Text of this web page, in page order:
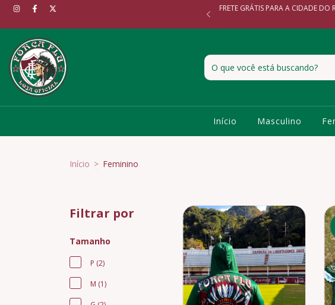
3X SEM JUROS NO CARTÃO!
FRETE GRÁTIS PARA A CIDADE DO
Início Masculino
Início > Feminino
Filtrar por
Tamanho
P (2)
M (1)